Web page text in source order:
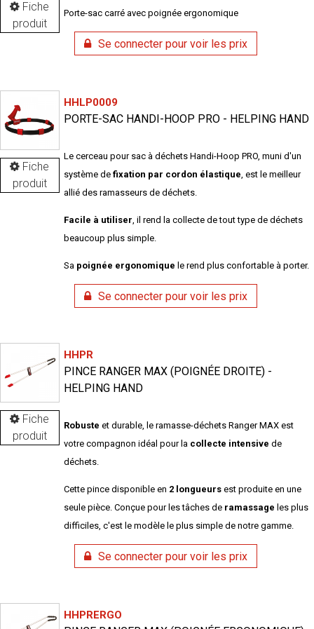
Fiche
produit
Porte-sac carré avec poignée ergonomique
Se connecter pour voir les prix
Fiche
produit
HHLP0009
PORTE-SAC HANDI-HOOP PRO - HELPING HAND
Le cerceau pour sac à déchets Handi-Hoop PRO, muni d'un
système de fixation par cordon élastique, est le meilleur
allié des ramasseurs de déchets.
Facile à utiliser, il rend la collecte de tout type de déchets
beaucoup plus simple.
Sa poignée ergonomique le rend plus confortable à porter.
Se connecter pour voir les prix
Fiche
produit
HHPR
PINCE RANGER MAX (POIGNÉE DROITE) -
HELPING HAND
Robuste et durable, le ramasse-déchets Ranger MAX est
votre compagnon idéal pour la collecte intensive de
déchets.
Cette pince disponible en 2 longueursest produite en une
seule pièce. Conçue pour les tâches de ramassage les plus
difficiles, c'est le modèle le plus simple de notre gamme.
Se connecter pour voir les prix
HHPRERGO